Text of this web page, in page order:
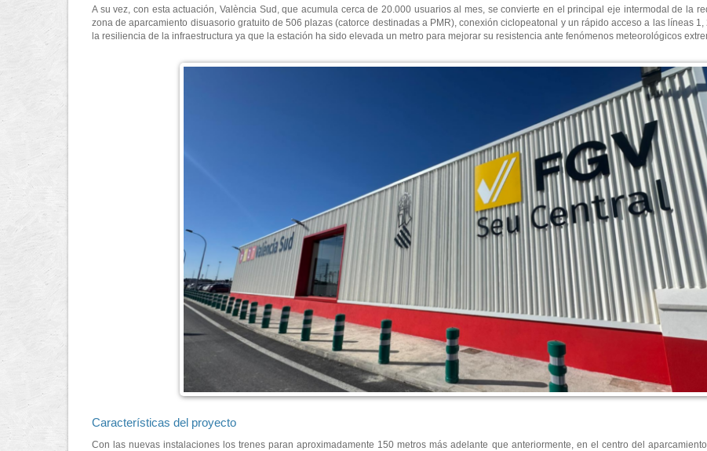
A su vez, con esta actuación, València Sud, que acumula cerca de 20.000 usuarios al mes, se convierte en el principal eje intermodal de la
zona de aparcamiento disuasorio gratuito de 506 plazas (catorce destinadas a PMR), conexión ciclopeatonal y un rápido acceso a las líneas 1,
la resiliencia de la infraestructura ya que la estación ha sido elevada un metro para mejorar su resistencia ante fenómenos meteorológicos
Características del proyecto
Con las nuevas instalaciones los trenes paran aproximadamente 150 metros más adelante que anteriormente, en el centro del